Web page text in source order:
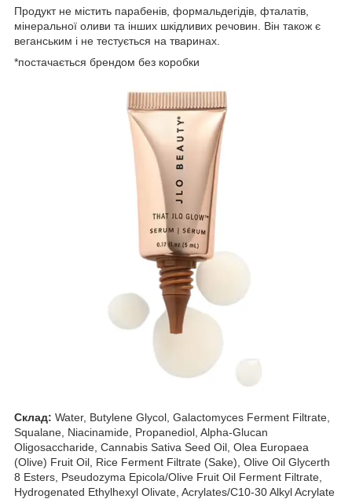
Продукт не містить парабенів, формальдегідів, фталатів,
мінеральної оливи та інших шкідливих речовин. Він також є
веганським і не тестується на тваринах.
*постачається брендом без коробки
Склад: Water, Butylene Glycol, Galactomyces Ferment Filtrate,
Squalane, Niacinamide, Propanediol, Alpha-Glucan
Oligosaccharide, Cannabis Sativa Seed Oil, Olea Europaea
(Olive) Fruit Oil, Rice Ferment Filtrate (Sake), Olive Oil Glycerth
8 Esters, Pseudozyma Epicola/Olive Fruit Oil Ferment Filtrate,
Hydrogenated Ethylhexyl Olivate, Acrylates/C10-30 Alkyl Acrylate